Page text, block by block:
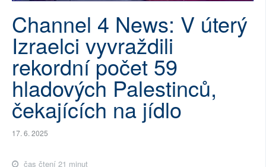
PŘÍSPĚVKY NA PROVOZ
SOCIÁLNÍ SÍTĚ
RUBRIKY
PLNÁ VERZE STRÁNEK
Channel 4 News: V úterý
Izraelci vyvraždili
rekordní počet 59
hladových Palestinců,
čekajících na jídlo
17. 6. 2025
čas čtení 21 minut